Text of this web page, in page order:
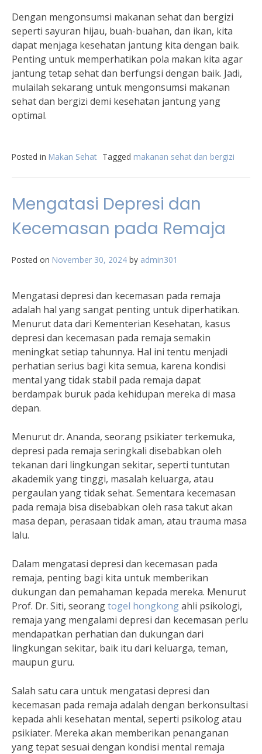
Dengan mengonsumsi makanan sehat dan bergizi
seperti sayuran hijau, buah-buahan, dan ikan, kita
dapat menjaga kesehatan jantung kita dengan baik.
Penting untuk memperhatikan pola makan kita agar
jantung tetap sehat dan berfungsi dengan baik. Jadi,
mulailah sekarang untuk mengonsumsi makanan
sehat dan bergizi demi kesehatan jantung yang
optimal.
Posted in Makan Sehat Tagged makanan sehat dan bergizi
Mengatasi Depresi dan
Kecemasan pada Remaja
Posted on November 30, 2024 by admin301
Mengatasi depresi dan kecemasan pada remaja
adalah hal yang sangat penting untuk diperhatikan.
Menurut data dari Kementerian Kesehatan, kasus
depresi dan kecemasan pada remaja semakin
meningkat setiap tahunnya. Hal ini tentu menjadi
perhatian serius bagi kita semua, karena kondisi
mental yang tidak stabil pada remaja dapat
berdampak buruk pada kehidupan mereka di masa
depan.
Menurut dr. Ananda, seorang psikiater terkemuka,
depresi pada remaja seringkali disebabkan oleh
tekanan dari lingkungan sekitar, seperti tuntutan
akademik yang tinggi, masalah keluarga, atau
pergaulan yang tidak sehat. Sementara kecemasan
pada remaja bisa disebabkan oleh rasa takut akan
masa depan, perasaan tidak aman, atau trauma masa
lalu.
Dalam mengatasi depresi dan kecemasan pada
remaja, penting bagi kita untuk memberikan
dukungan dan pemahaman kepada mereka. Menurut
Prof. Dr. Siti, seorangtogel hongkongahli psikologi,
remaja yang mengalami depresi dan kecemasan perlu
mendapatkan perhatian dan dukungan dari
lingkungan sekitar, baik itu dari keluarga, teman,
maupun guru.
Salah satu cara untuk mengatasi depresi dan
kecemasan pada remaja adalah dengan berkonsultasi
kepada ahli kesehatan mental, seperti psikolog atau
psikiater. Mereka akan memberikan penanganan
yang tepat sesuai dengan kondisi mental remaja